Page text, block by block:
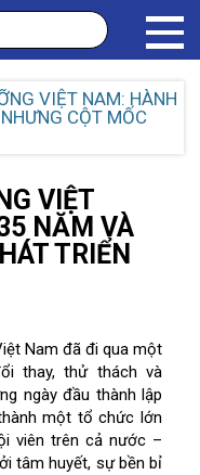
VIỆT NAM: HÀNH
CỘT MỐC
VIỆT
NĂM VÀ
TRIỂN
Nam đã đi qua một
thay, thử thách và
ngày đầu thành lập
một tổ chức lớn
viên trên cả nước –
tâm huyết, sự bền bỉ